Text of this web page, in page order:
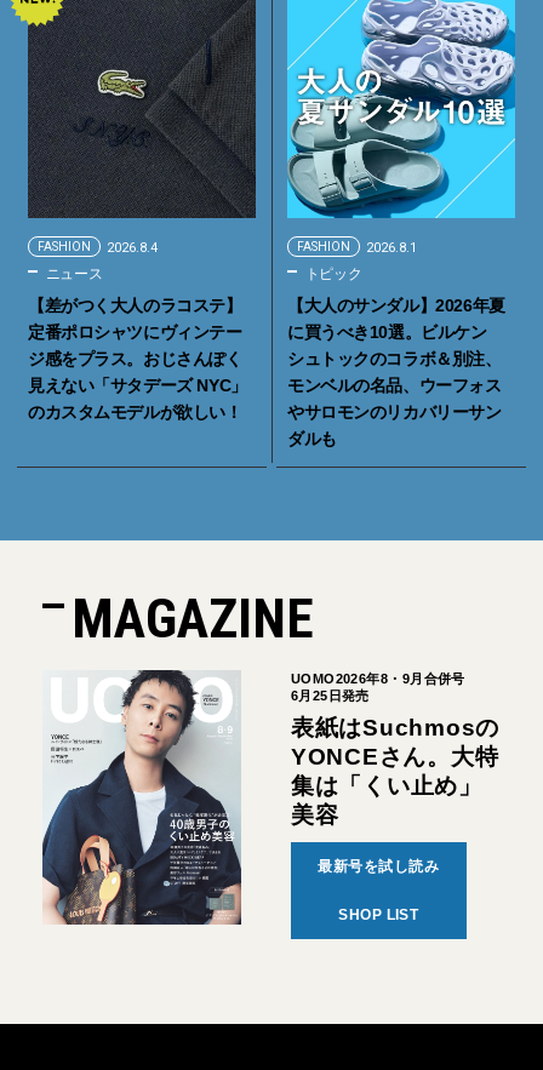
FASHION 2026.8.4
ニュース
【差がつく大人のラコステ】
定番ポロシャツにヴィンテー
ジ感をプラス。おじさんぽく
見えない「サタデーズ NYC」
のカスタムモデルが欲しい！
FASHION 2026.8.1
トピック
【大人のサンダル】2026年夏
に買うべき10選。ビルケン
シュトックのコラボ＆別注、
モンベルの名品、ウーフォス
やサロモンのリカバリーサン
ダルも
MAGAZINE
UOMO2026年8・9月合併号
6月25日発売
表紙はSuchmosの
YONCEさん。大特
集は「くい止め」
美容
最新号を試し読み
SHOP LIST